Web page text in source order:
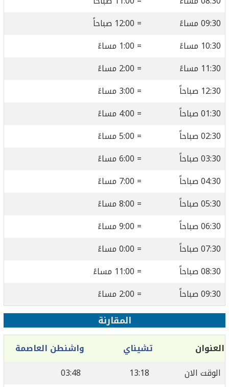
09:30 مساءً
= 12:00 صباحاً
10:30 مساءً
= 1:00 مساءً
11:30 مساءً
= 2:00 مساءً
12:30 صباحاً
= 3:00 مساءً
01:30 صباحاً
= 4:00 مساءً
02:30 صباحاً
= 5:00 مساءً
03:30 صباحاً
= 6:00 مساءً
04:30 صباحاً
= 7:00 مساءً
05:30 صباحاً
= 8:00 مساءً
06:30 صباحاً
= 9:00 مساءً
07:30 صباحاً
= 0:00 مساءً
08:30 صباحاً
= 11:00 مساءً
09:30 صباحاً
= 2:00 مساءً
المقارنة
العنوان تشيناي
واشنطن العاصمة
الوقت الان
13:18
03:48